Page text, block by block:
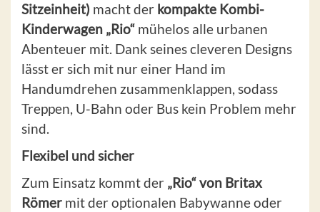
Sitzeinheit) macht der kompakte Kombi-
Kinderwagen „Rio“ mühelos alle urbanen
Abenteuer mit. Dank seines cleveren Designs
lässt er sich mit nur einer Hand im
Handumdrehen zusammenklappen, sodass
Treppen, U-Bahn oder Bus kein Problem mehr
sind.
Flexibel und sicher
Zum Einsatz kommt der „Rio“ von Britax
Römer mit der optionalen Babywanne oder